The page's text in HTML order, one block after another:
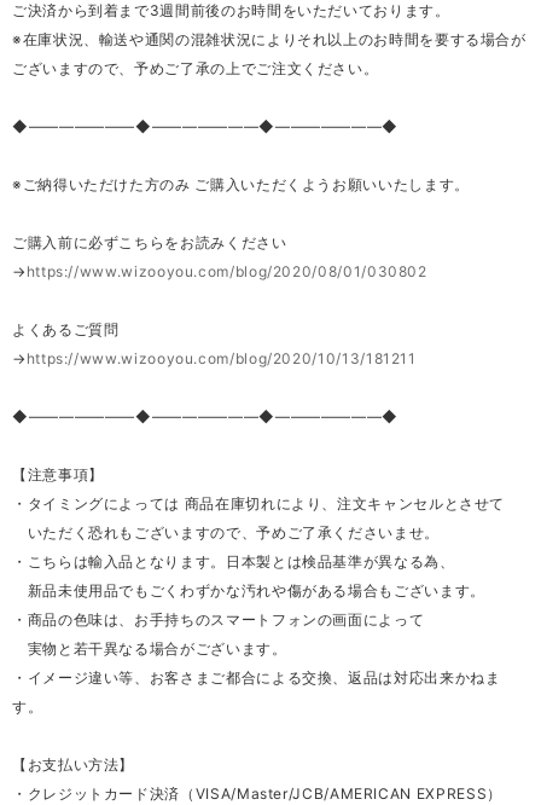
ご決済から到着まで3週間前後のお時間をいただいております。
※在庫状況、輸送や通関の混雑状況によりそれ以上のお時間を要する場合が
ございますので、予めご了承の上でご注文ください。
◆―――――――◆―――――――◆―――――――◆
※ご納得いただけた方のみ ご購入いただくようお願いいたします。
ご購入前に必ずこちらをお読みください
→ https://www.wizooyou.com/blog/2020/08/01/030802
よくあるご質問
→ https://www.wizooyou.com/blog/2020/10/13/181211
◆―――――――◆―――――――◆―――――――◆
【注意事項】
・タイミングによっては 商品在庫切れにより、注文キャンセルとさせて
いただく恐れもございますので、予めご了承くださいませ。
・こちらは輸入品となります。日本製とは検品基準が異なる為、
新品未使用品でもごくわずかな汚れや傷がある場合もございます。
・商品の色味は、お手持ちのスマートフォンの画面によって
実物と若干異なる場合がございます。
・イメージ違い等、お客さまご都合による交換、返品は対応出来かねま
す。
【お支払い方法】
・クレジットカード決済（VISA/Master/JCB/AMERICAN EXPRESS）